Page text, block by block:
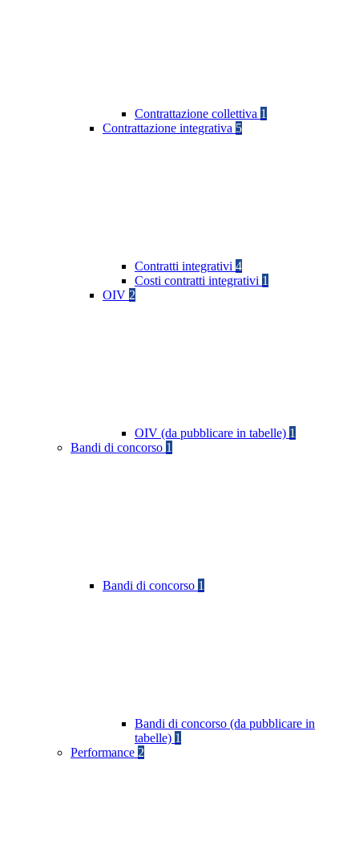
Contrattazione collettiva 1
Contrattazione integrativa 5
Contratti integrativi 4
Costi contratti integrativi 1
OIV 2
OIV (da pubblicare in tabelle) 1
Bandi di concorso 1
Bandi di concorso 1
Bandi di concorso (da pubblicare in
tabelle) 1
Performance 2